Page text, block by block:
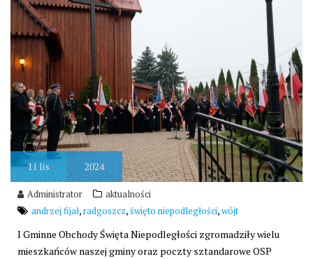
11lis 2024
Administrator
aktualności
andrzej fijał,radgoszcz,święto niepodległości,wójt
I Gminne Obchody Święta Niepodległości zgromadziły wielu
mieszkańców naszej gminy oraz poczty sztandarowe OSP